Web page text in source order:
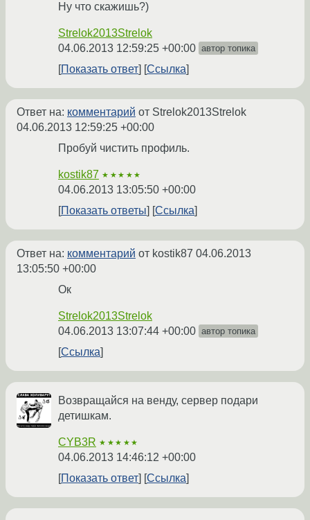
Ну что скажишь?)
Strelok2013Strelok
04.06.2013 12:59:25 +00:00 автор топика
Показать ответ Ссылка
Ответ на: комментарий от Strelok2013Strelok
04.06.2013 12:59:25 +00:00
Пробуй чистить профиль.
kostik87 ★★★★★
04.06.2013 13:05:50 +00:00
Показать ответы
Ссылка
Ответ на: комментарий от kostik87 04.06.2013
13:05:50 +00:00
Ок
Strelok2013Strelok
04.06.2013 13:07:44 +00:00 автор топика
Ссылка
Возвращайся на венду, сервер подари
детишкам.
CYB3R ★★★★★
04.06.2013 14:46:12 +00:00
Показать ответ
Ссылка